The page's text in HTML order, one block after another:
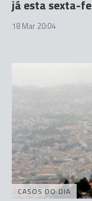
já esta sexta-
18 Mar 20:04
CASOS DO DIA